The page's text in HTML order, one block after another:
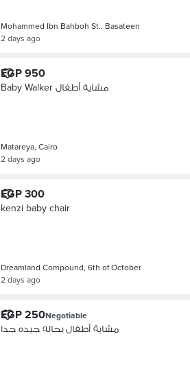
Mohammed Ibn Bahboh St., Basateen
2 days ago
EGP 950
Baby Walker مشاية أطفال
Matareya, Cairo
2 days ago
EGP 300
kenzi baby chair
Dreamland Compound, 6th of October
2 days ago
EGP 250Negotiable
مشاية أطفال بحاله جيده جدا